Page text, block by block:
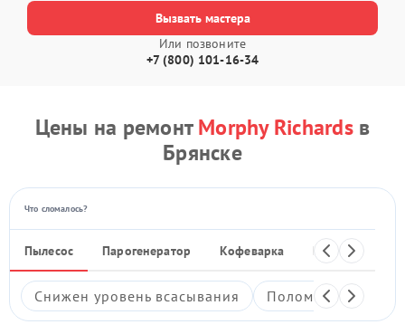
Вызвать мастера
Или позвоните
+7 (800) 101-16-34
Цены на ремонтMorphy Richardsв
Брянске
Что сломалось?
Пылесос Парогенератор Кофеварка Кухонный
Снижен уровень всасывания Поломка кнопки